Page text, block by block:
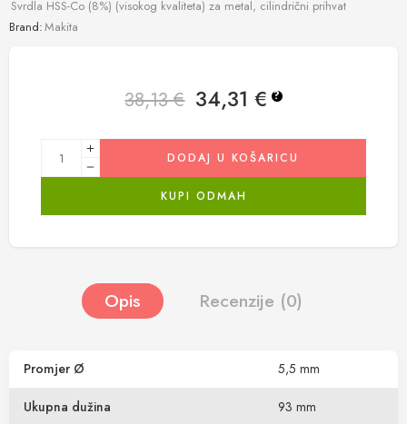
Svrdla HSS-Co (8%) (visokog kvaliteta) za metal, cilindrični prihvat
Brand:Makita
38,13€ 34,31€ ?
DODAJ U KOŠARICU
KUPI ODMAH
Opis Recenzije (0)
Promjer Ø 5,5 mm
Ukupna dužina 93 mm